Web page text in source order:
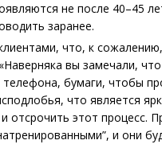
не после 40–45
заранее.
что, к
вы замечали,
бумаги, чтобы
что является
отсрочить этот процесс.
и они